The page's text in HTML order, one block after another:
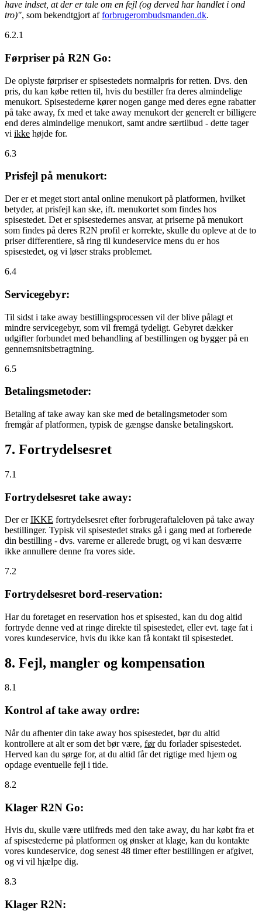
have indset, at der er tale om en fejl (og derved har handlet i ond
tro)", som bekendtgjort afforbrugerombudsmanden.dk.
6.2.1
Førpriser på R2N Go:
De oplyste førpriser er spisestedets normalpris for retten. Dvs. den
pris, du kan købe retten til, hvis du bestiller fra deres almindelige
menukort. Spisestederne kører nogen gange med deres egne rabatter
på take away, fx med et take away menukort der generelt er billigere
end deres almindelige menukort, samt andre særtilbud - dette tager
vi ikke højde for.
6.3
Prisfejl på menukort:
Der er et meget stort antal online menukort på platformen, hvilket
betyder, at prisfejl kan ske, ift. menukortet som findes hos
spisestedet. Det er spisestedernes ansvar, at priserne på menukort
som findes på deres R2N profil er korrekte, skulle du opleve at de to
priser differentiere, så ring til kundeservice mens du er hos
spisestedet, og vi løser straks problemet.
6.4
Servicegebyr:
Til sidst i take away bestillingsprocessen vil der blive pålagt et
mindre servicegebyr, som vil fremgå tydeligt. Gebyret dækker
udgifter forbundet med behandling af bestillingen og bygger på en
gennemsnitsbetragtning.
6.5
Betalingsmetoder:
Betaling af take away kan ske med de betalingsmetoder som
fremgår af platformen, typisk de gængse danske betalingskort.
7. Fortrydelsesret
7.1
Fortrydelsesret take away:
Der erIKKE fortrydelsesret efter forbrugeraftaleloven på take away
bestillinger. Typisk vil spisestedet straks gå i gang med at forberede
din bestilling - dvs. varerne er allerede brugt, og vi kan desværre
ikke annullere denne fra vores side.
7.2
Fortrydelsesret bord-reservation:
Har du foretaget en reservation hos et spisested, kan du dog altid
fortryde denne ved at ringe direkte til spisestedet, eller evt. tage fat i
vores kundeservice, hvis du ikke kan få kontakt til spisestedet.
8. Fejl, mangler og kompensation
8.1
Kontrol af take away ordre:
Når du afhenter din take away hos spisestedet, bør du altid
kontrollere at alt er som det bør være, førdu forlader spisestedet.
Herved kan du sørge for, at du altid får det rigtige med hjem og
opdage eventuelle fejl i tide.
8.2
Klager R2N Go:
Hvis du, skulle være utilfreds med den take away, du har købt fra et
af spisestederne på platformen og ønsker at klage, kan du kontakte
vores kundeservice, dog senest 48 timer efter bestillingen er afgivet,
og vi vil hjælpe dig.
8.3
Klager R2N: